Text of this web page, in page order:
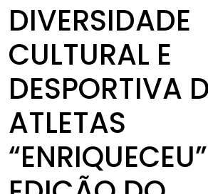
DIVERSIDADE
CULTURAL E
DESPORTIVA
ATLETAS